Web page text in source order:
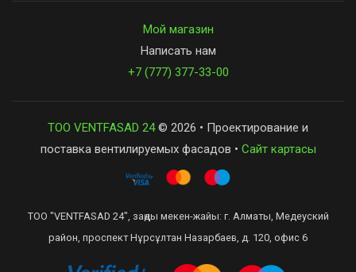
Мой магазин
Написать нам
+7 (777) 377-33-00
ТОО VENTFASAD 24© 2026 • Проектирование и
поставка вентилируемых фасадов • Сайт картасы
ТОО "VENTFASAD 24", заңды мекен-жайы: г. Алматы, Медеуский
район, проспект Нұрсұлтан Назарбаев, д. 120, офис 6